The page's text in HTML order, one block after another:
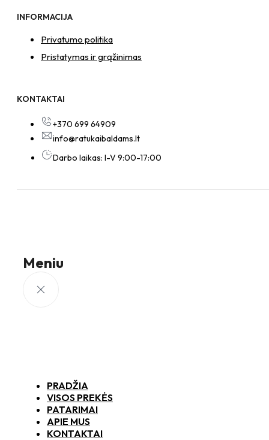
INFORMACIJA
Privatumo politika
Pristatymas ir grąžinimas
KONTAKTAI
+370 699 64909
info@ratukaibaldams.lt
Darbo laikas: I-V 9:00-17:00
Meniu
PRADŽIA
VISOS PREKĖS
PATARIMAI
APIE MUS
KONTAKTAI